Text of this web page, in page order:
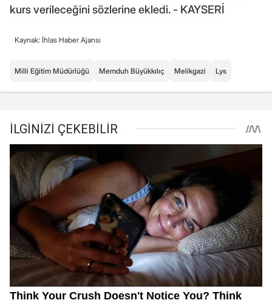
kurs verileceğini sözlerine ekledi. - KAYSERİ
Kaynak: İhlas Haber Ajansı
Milli Eğitim Müdürlüğü Memduh Büyükkılıç Melikgazi Lys